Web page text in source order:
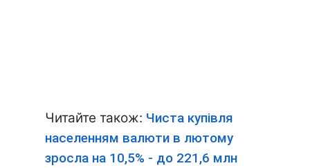
Читайте також: Чиста купівля
населенням валюти в лютому
зросла на 10,5% - до 221,6 млн